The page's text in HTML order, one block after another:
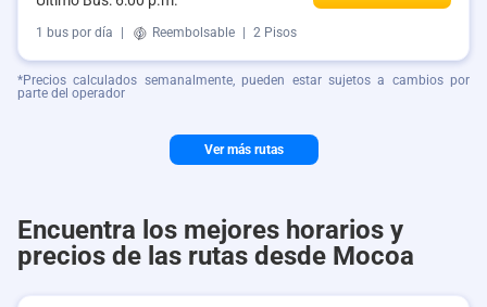
1 bus por día Reembolsable 2 Pisos
*Precios calculados semanalmente, pueden estar sujetos a cambios por
parte del operador
Ver más rutas
Encuentra los mejores horarios y
precios de las rutas desde Mocoa